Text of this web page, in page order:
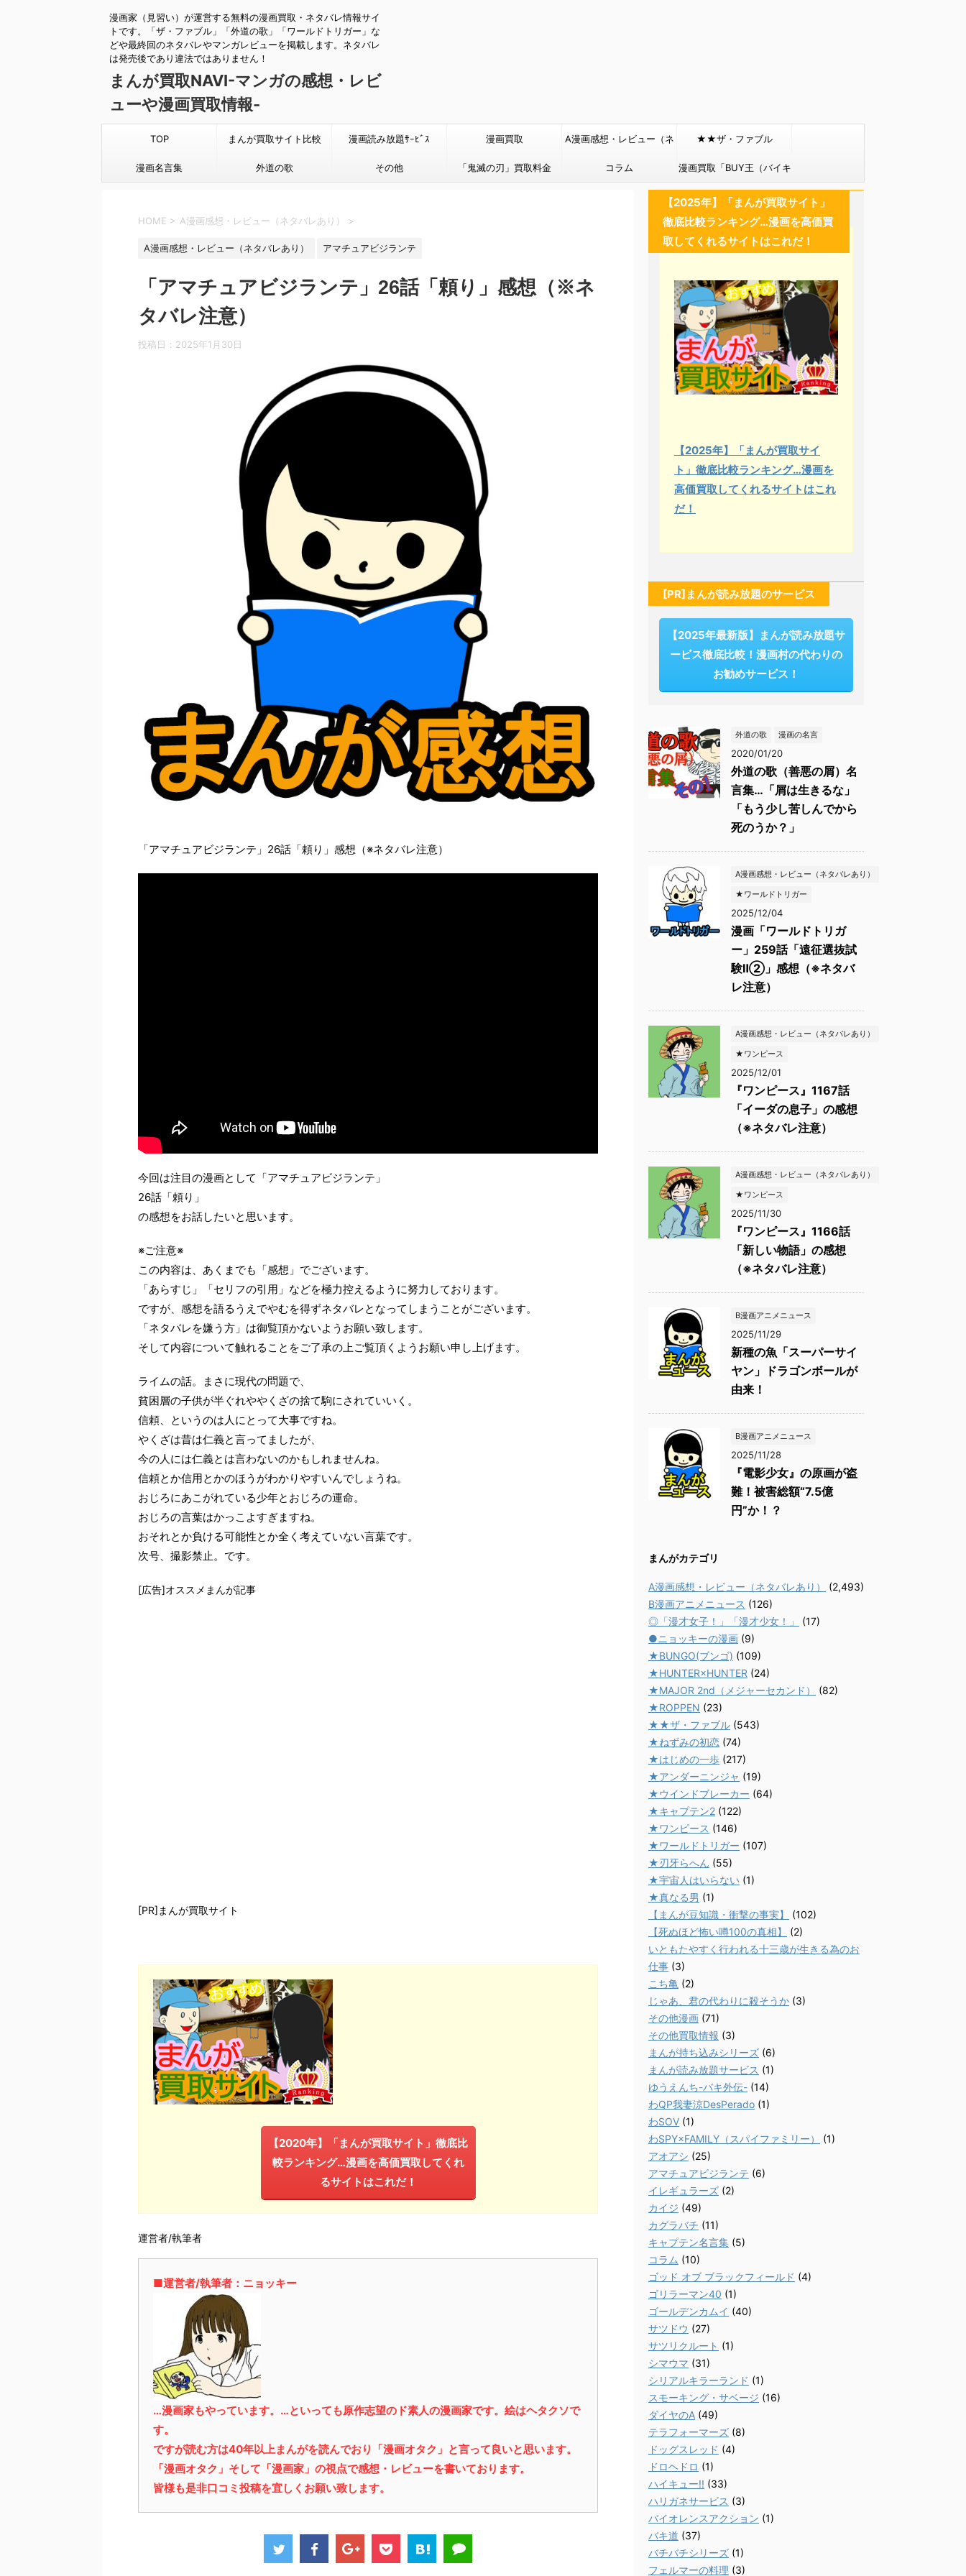
漫画家（見習い）が運営する無料の漫画買取・ネタバレ情報サイ
トです。「ザ・ファブル」「外道の歌」「ワールドトリガー」な
どや最終回のネタバレやマンガレビューを掲載します。ネタバレ
は発売後であり違法ではありません！
まんが買取NAVI-マンガの感想・レビ
ューや漫画買取情報-
TOP まんが買取サイト比較 漫画読み放題ｻｰﾋﾞｽ 漫画買取 A漫画感想・レビュー（ネ
タバレあり）
★★ザ・ファブル
漫画名言集 外道の歌 その他 「鬼滅の刃」買取料金 コラム 漫画買取「BUY王（バイキ
ング）」
HOME > A漫画感想・レビュー（ネタバレあり） >
A漫画感想・レビュー（ネタバレあり） アマチュアビジランテ
「アマチュアビジランテ」26話「頼り」感想（※ネ
タバレ注意）
投稿日： 2025年1月30日
「アマチュアビジランテ」26話「頼り」感想（※ネタバレ注意）
今回は注目の漫画として「アマチュアビジランテ」
26話「頼り」
の感想をお話したいと思います。
※ご注意※
この内容は、あくまでも「感想」でございます。
「あらすじ」「セリフの引用」などを極力控えるように努力しております。
ですが、感想を語るうえでやむを得ずネタバレとなってしまうことがございます。
「ネタバレを嫌う方」は御覧頂かないようお願い致します。
そして内容について触れることをご了承の上ご覧頂くようお願い申し上げます。
ライムの話。まさに現代の問題で、
貧困層の子供が半ぐれややくざの捨て駒にされていいく。
信頼、というのは人にとって大事ですね。
やくざは昔は仁義と言ってましたが、
今の人には仁義とは言わないのかもしれませんね。
信頼とか信用とかのほうがわかりやすいんでしょうね。
おじろにあこがれている少年とおじろの運命。
おじろの言葉はかっこよすぎますね。
おそれとか負ける可能性とか全く考えていない言葉です。
次号、撮影禁止。です。
[広告]オススメまんが記事
[PR]まんが買取サイト
【2020年】「まんが買取サイト」徹底比
較ランキング…漫画を高価買取してくれ
るサイトはこれだ！
運営者/執筆者
■運営者/執筆者：ニョッキー
…漫画家もやっています。…といっても原作志望のド素人の漫画家です。絵はヘタクソで
す。
ですが読む方は40年以上まんがを読んでおり「漫画オタク」と言って良いと思います。
「漫画オタク」そして「漫画家」の視点で感想・レビューを書いております。
皆様も是非口コミ投稿を宜しくお願い致します。
【2025年】「まんが買取サイト」
徹底比較ランキング…漫画を高価買
取してくれるサイトはこれだ！
【2025年】「まんが買取サイ
ト」徹底比較ランキング…漫画を
高価買取してくれるサイトはこれ
だ！
[PR]まんが読み放題のサービス
【2025年最新版】まんが読み放題サ
ービス徹底比較！漫画村の代わりの
お勧めサービス！
外道の歌 漫画の名言
2020/01/20
外道の歌（善悪の屑）名
言集…「屑は生きるな」
「もう少し苦しんでから
死のうか？」
A漫画感想・レビュー（ネタバレあり）
★ワールドトリガー
2025/12/04
漫画「ワールドトリガ
ー」259話「遠征選抜試
験Ⅱ②」感想（※ネタバ
レ注意）
A漫画感想・レビュー（ネタバレあり）
★ワンピース
2025/12/01
『ワンピース』1167話
「イーダの息子」の感想
（※ネタバレ注意）
A漫画感想・レビュー（ネタバレあり）
★ワンピース
2025/11/30
『ワンピース』1166話
「新しい物語」の感想
（※ネタバレ注意）
B漫画アニメニュース
2025/11/29
新種の魚「スーパーサイ
ヤン」ドラゴンボールが
由来！
B漫画アニメニュース
2025/11/28
『電影少女』の原画が盗
難！被害総額“7.5億
円”か！？
まんがカテゴリ
A漫画感想・レビュー（ネタバレあり）
(2,493)
B漫画アニメニュース (126)
◎「漫才女子！」「漫才少女！」
(17)
●ニョッキーの漫画 (9)
★BUNGO(ブンゴ) (109)
★HUNTER×HUNTER (24)
★MAJOR 2nd（メジャーセカンド）
(82)
★ROPPEN (23)
★★ザ・ファブル (543)
★ねずみの初恋 (74)
★はじめの一歩 (217)
★アンダーニンジャ (19)
★ウインドブレーカー (64)
★キャプテン2 (122)
★ワンピース (146)
★ワールドトリガー (107)
★刃牙らへん (55)
★宇宙人はいらない (1)
★真なる男 (1)
【まんが豆知識・衝撃の事実】
(102)
【死ぬほど怖い噂100の真相】
(2)
いともたやすく行われる十三歳が生きる為のお
仕事 (3)
こち亀 (2)
じゃあ、君の代わりに殺そうか (3)
その他漫画 (71)
その他買取情報 (3)
まんが持ち込みシリーズ (6)
まんが読み放題サービス (1)
ゆうえんち-バキ外伝- (14)
わQP我妻涼DesPerado (1)
わSOV (1)
わSPY×FAMILY（スパイファミリー）
(1)
アオアシ (25)
アマチュアビジランテ (6)
イレギュラーズ (2)
カイジ (49)
カグラバチ (11)
キャプテン名言集 (5)
コラム (10)
ゴッド オブ ブラックフィールド (4)
ゴリラーマン40 (1)
ゴールデンカムイ (40)
サツドウ (27)
サツリクルート (1)
シマウマ (31)
シリアルキラーランド (1)
スモーキング・サベージ (16)
ダイヤのA (49)
テラフォーマーズ (8)
ドッグスレッド (4)
ドロヘドロ (1)
ハイキュー!! (33)
ハリガネサービス (3)
バイオレンスアクション (1)
バキ道 (37)
バチバチシリーズ (1)
フェルマーの料理 (3)